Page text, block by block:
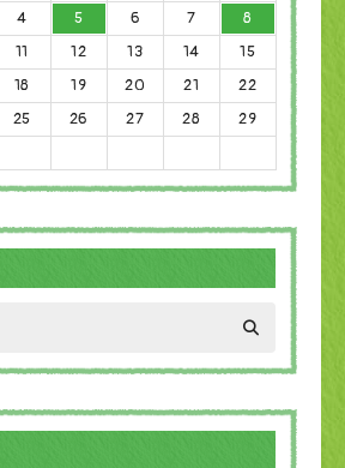
4 5 6 7
8
11 12 13 14
15
18 19 20 21
22
25 26 27 28
29